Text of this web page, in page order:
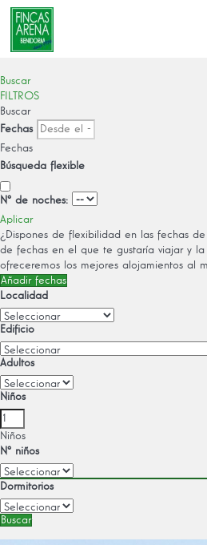
Buscar
FILTROS
Buscar
Fechas
Fechas
Búsqueda flexible
Nº de noches:
Aplicar
¿Dispones de flexibilidad en las fechas de
de fechas en el que te gustaría viajar y
ofreceremos los mejores alojamientos al
Añadir fechas
Localidad
Edificio
Adultos
Niños
Niños
Nº niños
Dormitorios
Buscar